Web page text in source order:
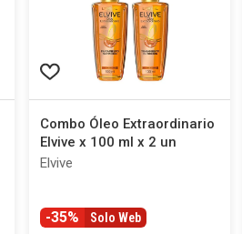
Combo Óleo Extraordinario
Elvive x 100 ml x 2 un
Elvive
-35% Solo Web